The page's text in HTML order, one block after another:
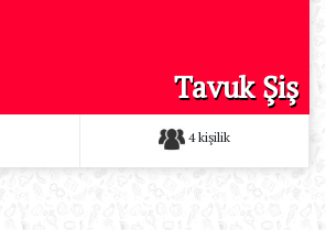
Tavuk Şiş
4 kişilik